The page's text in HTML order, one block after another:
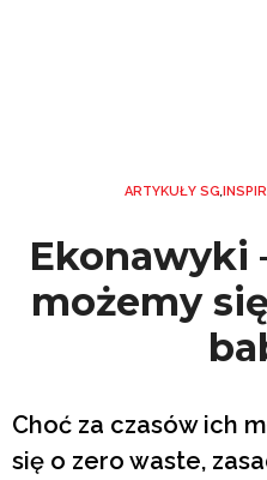
ARTYKUŁY SG,
Ekonawyki
możemy
Choć za czasów ich
się o zero waste,